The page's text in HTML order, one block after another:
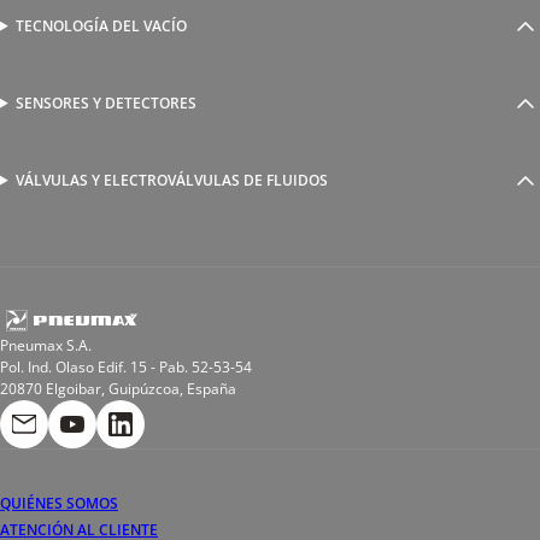
Válvulas complementarias
Racores rápidos
Reguladores de caudal
Racores para soldadura
TECNOLOGÍA DEL VACÍO
Ventosas
Válvulas y electroválvulas
SENSORES Y DETECTORES
Detectores magnéticos
VÁLVULAS Y ELECTROVÁLVULAS DE FLUIDOS
Electroválvulas de acción directa
Bobinas
Pneumax S.A.
Pol. Ind. Olaso Edif. 15 - Pab. 52-53-54
20870 Elgoibar, Guipúzcoa, España
QUIÉNES SOMOS
ATENCIÓN AL CLIENTE